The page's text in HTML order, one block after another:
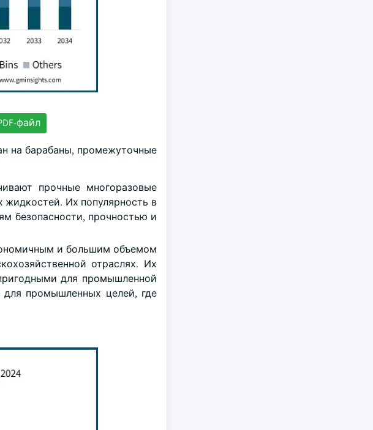
файл
на барабаны, промежуточные
прочные многоразовые
Их популярность в
безопасности, прочностью и
и большим объемом
отраслях. Их
для промышленной
для промышленных целей, где